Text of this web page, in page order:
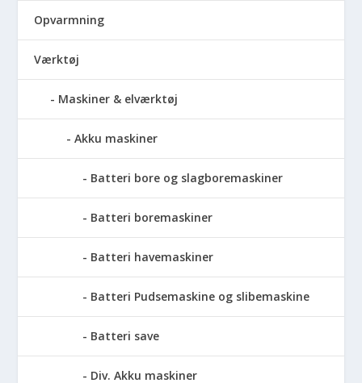
Opvarmning
Værktøj
Maskiner & elværktøj
Akku maskiner
Batteri bore og slagboremaskiner
Batteri boremaskiner
Batteri havemaskiner
Batteri Pudsemaskine og slibemaskine
Batteri save
Div. Akku maskiner